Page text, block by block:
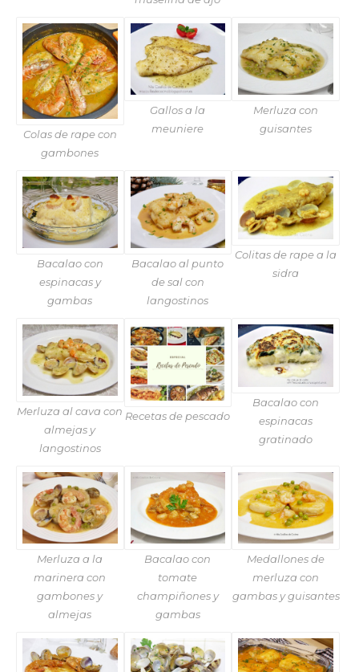
Colas de rape con
gambones
Gallos a la
meuniere
Merluza con
guisantes
Bacalao con
espinacas y
gambas
Bacalao al punto
de sal con
langostinos
Colitas de rape a la
sidra
Merluza al cava con
almejas y
langostinos
Recetas de pescado
Bacalao con
espinacas
gratinado
Merluza a la
marinera con
gambones y
almejas
Bacalao con
tomate
champiñones y
gambas
Medallones de
merluza con
gambas y guisantes